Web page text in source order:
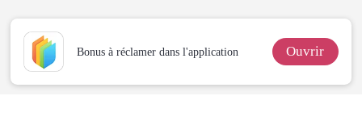
Bonus à réclamer dans l'application Ouvrir